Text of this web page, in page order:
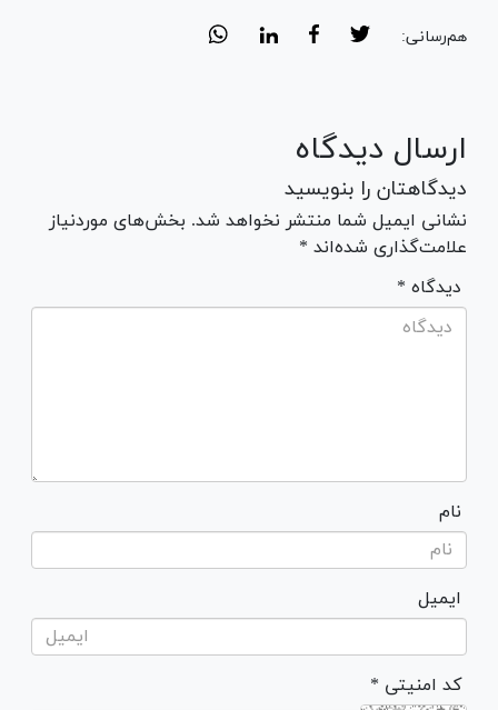
هم‌رسانی:
ارسال دیدگاه
دیدگاهتان را بنویسید
نشانی ایمیل شما منتشر نخواهد شد. بخش‌های موردنیاز
علامت‌گذاری شده‌اند *
* دیدگاه
نام
ایمیل
* کد امنیتی